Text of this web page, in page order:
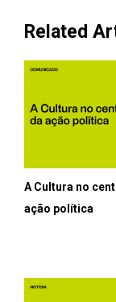
Related
A Cultura no
ação política